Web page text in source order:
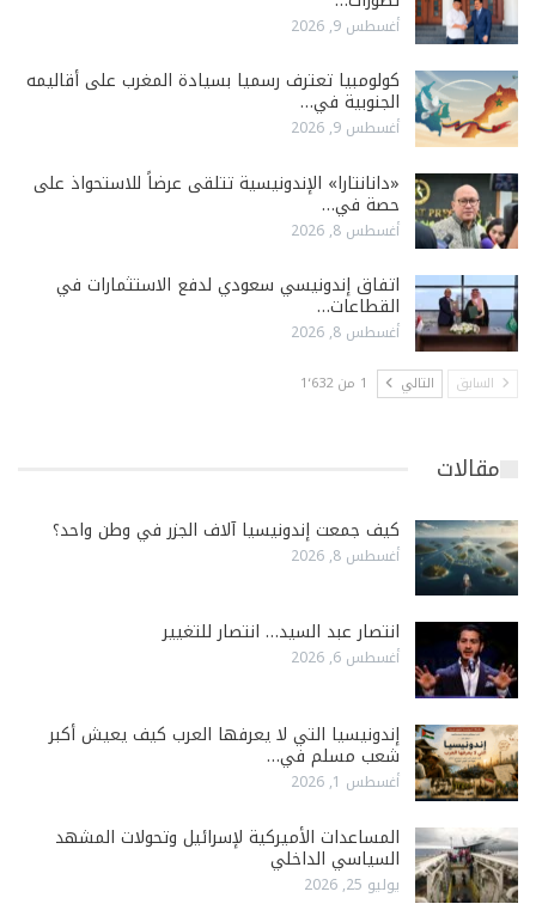
أغسطس 9, 2026
كولومبيا تعترف رسميا بسيادة المغرب على أقاليمه
الجنوبية في…
أغسطس 9, 2026
«دانانتارا» الإندونيسية تتلقى عرضاً للاستحواذ على
حصة في…
أغسطس 8, 2026
اتفاق إندونيسي سعودي لدفع الاستثمارات في
القطاعات…
أغسطس 8, 2026
السابق التالي 1 من 1٬632
مقالات
كيف جمعت إندونيسيا آلاف الجزر في وطن واحد؟
أغسطس 8, 2026
انتصار عبد السيد… انتصار للتغيير
أغسطس 6, 2026
إندونيسيا التي لا يعرفها العرب كيف يعيش أكبر
شعب مسلم في…
أغسطس 1, 2026
المساعدات الأميركية لإسرائيل وتحولات المشهد
السياسي الداخلي
يوليو 25, 2026